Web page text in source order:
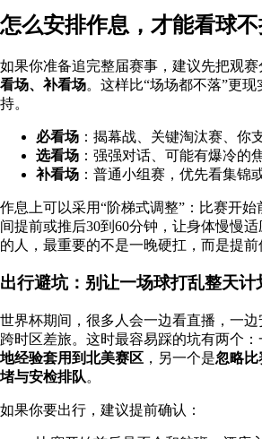
怎么安排作息，才能看球
如果你准备追完整届赛事，建议先把观赛
看场、补看场。这样比“场场都不落”更
持。
必看场 ：揭幕战、关键淘汰赛、你
选看场 ：强强对话、可能有爆冷的
补看场 ：普通小组赛，优先看集锦
作息上可以采用“阶梯式调整”：比赛开
间提前或推后30到60分钟，让身体慢慢
的人，最重要的不是一晚硬扛，而是提前
出行避坑：别让一场球打乱整天计
世界杯期间，很多人会一边看直播，一
跨时区差旅。这时最容易踩的坑有两个：
地经验套用到北美赛区 ，另一个是忽略比
堵与安检排队。
如果你要出行，建议提前确认：